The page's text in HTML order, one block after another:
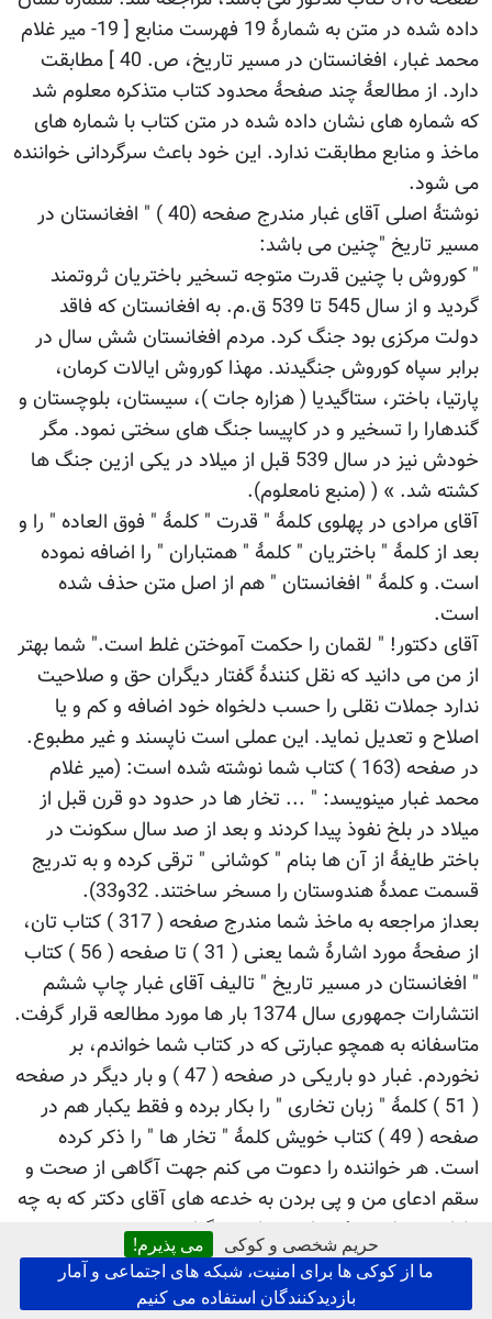
حریم شخصی و کوکی
می پذیرم!
ما از کوکی ها برای امنیت، شبکه های اجتماعی و آمار
بازدیدکنندگان استفاده می کنیم
داده شده در متن به شمارۀ 19 فهرست منابع [ 19- میر غلام
محمد غبار، افغانستان در مسیر تاریخ، ص. 40 ] مطابقت
دارد. از مطالعۀ چند صفحۀ محدود کتاب متذکره معلوم شد
که شماره های نشان داده شده در متن کتاب با شماره های
ماخذ و منابع مطابقت ندارد. این خود باعث سرگردانی خواننده
می شود.
نوشتۀ اصلی آقای غبار مندرج صفحه (40 ) " افغانستان در
مسیر تاریخ "چنین می باشد:
" کوروش با چنین قدرت متوجه تسخیر باختریان ثروتمند
گردید و از سال 545 تا 539 ق.م. به افغانستان که فاقد
دولت مرکزی بود جنگ کرد. مردم افغانستان شش سال در
برابر سپاه کوروش جنگیدند. مهذا کوروش ایالات کرمان،
پارتیا، باختر، ستاگیدیا ( هزاره جات )، سیستان، بلوچستان و
گندهارا را تسخیر و در کاپیسا جنگ های سختی نمود. مگر
خودش نیز در سال 539 قبل از میلاد در یکی ازین جنگ ها
کشته شد. » ( (منبع نامعلوم).
آقای مرادی در پهلوی کلمۀ " قدرت " کلمۀ " فوق العاده " را و
بعد از کلمۀ " باختریان " کلمۀ " همتباران " را اضافه نموده
است. و کلمۀ " افغانستان " هم از اصل متن حذف شده
است.
آقای دکتور! " لقمان را حکمت آموختن غلط است." شما بهتر
از من می دانید که نقل کنندۀ گفتار دیگران حق و صلاحیت
ندارد جملات نقلی را حسب دلخواه خود اضافه و کم و یا
اصلاح و تعدیل نماید. این عملی است ناپسند و غیر مطبوع.
در صفحه (163 ) کتاب شما نوشته شده است: (میر غلام
محمد غبار مینویسد: " ... تخار ها در حدود دو قرن قبل از
میلاد در بلخ نفوذ پیدا کردند و بعد از صد سال سکونت در
باختر طایفۀ از آن ها بنام " کوشانی " ترقی کرده و به تدریج
قسمت عمدۀ هندوستان را مسخر ساختند. 32و33).
بعداز مراجعه به ماخذ شما مندرج صفحه ( 317 ) کتاب تان،
از صفحۀ مورد اشارۀ شما یعنی ( 31 ) تا صفحه ( 56 ) کتاب
" افغانستان در مسیر تاریخ " تالیف آقای غبار چاپ ششم
انتشارات جمهوری سال 1374 بار ها مورد مطالعه قرار گرفت.
متاسفانه به همچو عبارتی که در کتاب شما خواندم، بر
نخوردم. غبار دو باریکی در صفحه ( 47 ) و بار دیگر در صفحه
( 51 ) کلمۀ " زبان تخاری " را بکار برده و فقط یکبار هم در
صفحه ( 49 ) کتاب خویش کلمۀ " تخار ها " را ذکر کرده
است. هر خواننده را دعوت می کنم جهت آگاهی از صحت و
سقم ادعای من و پی بردن به خدعه های آقای دکتر که به چه
دلیل و منطق حرف های خورا به دیگران نسبت میدهند، به
صفحات کتاب آقای غبار " افغانستان در مسیر تاریخ "